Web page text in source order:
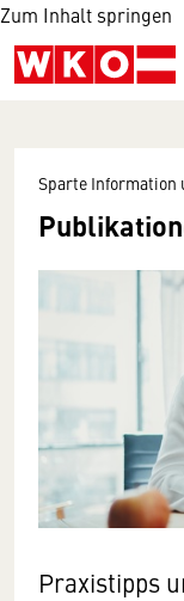
Zum Inhalt springen
Sparte Information
Praxistipps